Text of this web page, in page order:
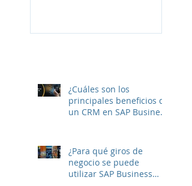
¿Cuáles son los
principales beneficios de
un CRM en SAP Business
¿Para qué giros de
negocio se puede
utilizar SAP Business